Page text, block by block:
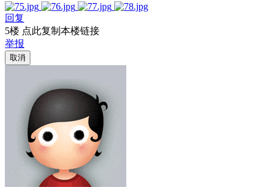
回复
5楼 点此复制本楼链接
举报
取消